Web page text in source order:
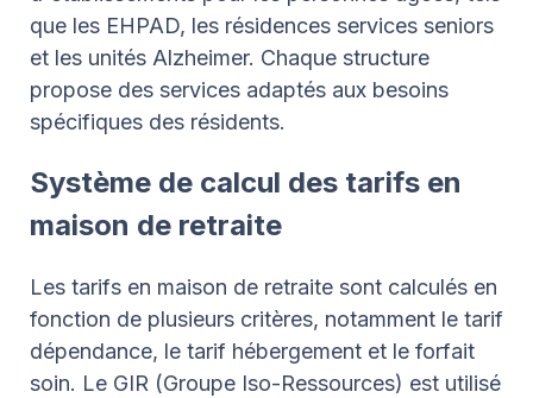
que les EHPAD, les résidences services seniors
et les unités Alzheimer. Chaque structure
propose des services adaptés aux besoins
spécifiques des résidents.
Système de calcul des tarifs en
maison de retraite
Les tarifs en maison de retraite sont calculés en
fonction de plusieurs critères, notamment le tarif
dépendance, le tarif hébergement et le forfait
soin. Le GIR (Groupe Iso-Ressources) est utilisé